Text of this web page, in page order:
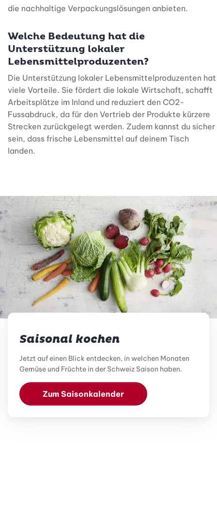
die nachhaltige Verpackungslösungen anbieten.
Welche Bedeutung hat die
Unterstützung lokaler
Lebensmittelproduzenten?
Die Unterstützung lokaler Lebensmittelproduzenten hat
viele Vorteile. Sie fördert die lokale Wirtschaft, schafft
Arbeitsplätze im Inland und reduziert den CO2-
Fussabdruck, da für den Vertrieb der Produkte kürzere
Strecken zurückgelegt werden. Zudem kannst du sicher
sein, dass frische Lebensmittel auf deinem Tisch
landen.
Saisonal kochen
Jetzt auf einen Blick entdecken, in welchen Monaten
Gemüse und Früchte in der Schweiz Saison haben.
Zum Saisonkalender